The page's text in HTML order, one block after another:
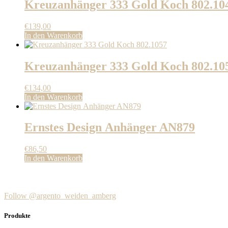
Kreuzanhänger 333 Gold Koch
€139,00
In den Warenkorb
Kreuzanhänger 333 Gold Koch
€134,00
In den Warenkorb
Ernstes Design Anhänger AN879
€86,50
In den Warenkorb
Follow @argento_weiden_amberg
Produkte